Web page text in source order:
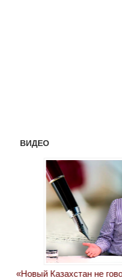
ВИДЕО
«Новый Казахстан не